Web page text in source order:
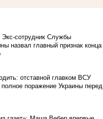
сотрудник Службы
назвал главный признак конца
отставной главком ВСУ
поражение Украины перед